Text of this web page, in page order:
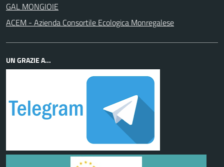
GAL MONGIOIE
ACEM - Azienda Consortile Ecologica Monregalese
UN GRAZIE A...